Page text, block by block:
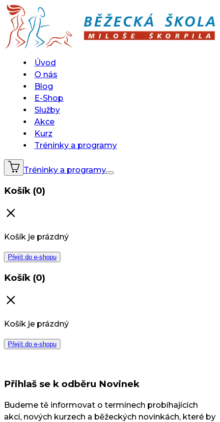
Úvod
O nás
Blog
E-Shop
Služby
Akce
Kurz
Tréninky a programy
Tréninky a programy
Košík (0)
Košík je prázdný
Přejít do e-shopu
Košík (0)
Košík je prázdný
Přejít do e-shopu
Přihlaš se k odběru Novinek
Budeme tě informovat o termínech probíhajících
akcí, nových kurzech a běžeckých novinkách, které by